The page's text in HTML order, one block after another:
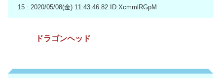
15 : 2020/05/08(金) 11:43:46.82 ID:XcmmlRGpM
ドラゴンヘッド